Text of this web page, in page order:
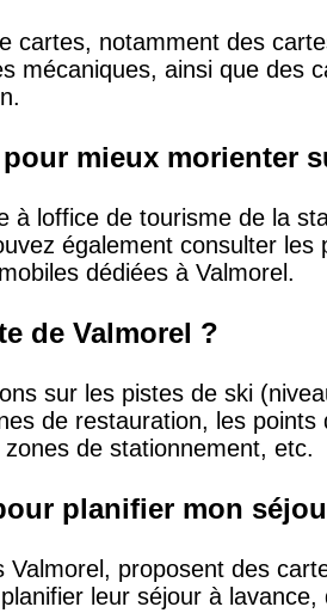
cartes, notamment des
mécaniques, ainsi que des
mieux morienter
à loffice de tourisme de la
également consulter les
dédiées à Valmorel.
de Valmorel ?
sur les pistes de ski
de restauration, les points
de stationnement, etc.
planifier mon
proposent des
leur séjour à lavance,